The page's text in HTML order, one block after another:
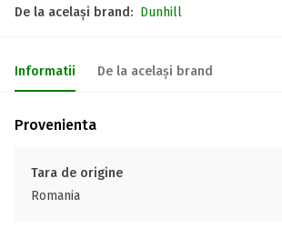
De la același brand: Dunhill
Informatii De la același brand
Provenienta
Tara de origine
Romania